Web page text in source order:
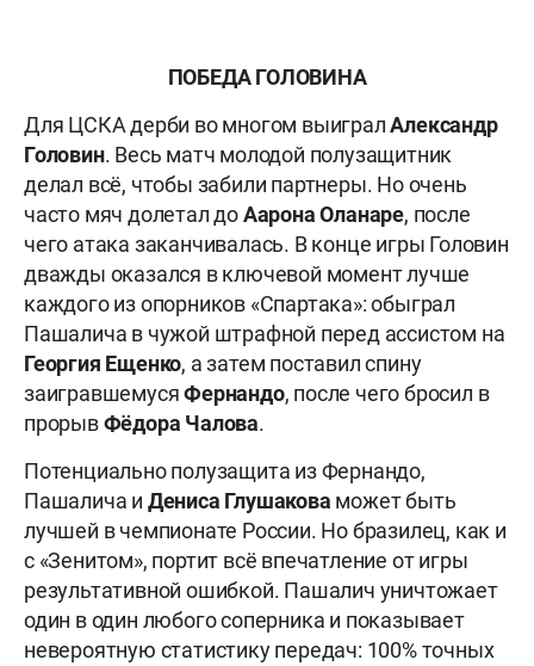
ПОБЕДА ГОЛОВИНА
Для ЦСКА дерби во многом выигралАлександр
Головин. Весь матч молодой полузащитник
делал всё, чтобы забили партнеры. Но очень
часто мяч долетал доАаронаОланаре, после
чего атака заканчивалась. В конце игры Головин
дважды оказался в ключевой момент лучше
каждого из опорников «Спартака»: обыграл
Пашалича в чужой штрафной перед ассистом на
Георгия Ещенко, а затем поставил спину
заигравшемусяФернандо, после чего бросил в
прорывФёдора Чалова.
Потенциально полузащита из Фернандо,
Пашалича и Дениса Глушакова может быть
лучшей в чемпионате России. Но бразилец, как и
с «Зенитом», портит всё впечатление от игры
результативной ошибкой. Пашалич уничтожает
один в один любого соперника и показывает
невероятную статистику передач: 100% точных